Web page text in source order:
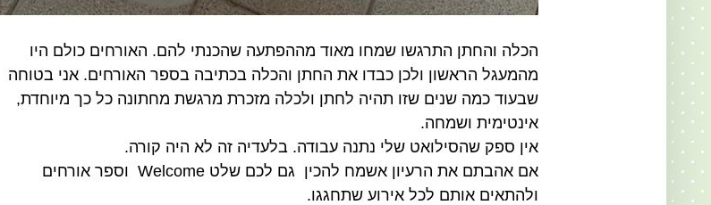
הכלה והחתן התרגשו שמחו מאוד מההפתעה שהכנתי להם. האורחים כולם היו
מהמעגל הראשון ולכן כבדו את החתן והכלה בכתיבה בספר האורחים. אני בטוחה
שבעוד כמה שנים שזו תהיה לחתן ולכלה מזכרת מרגשת מחתונה כל כך מיוחדת,
אינטימית ושמחה.
אין ספק שהסילואט שלי נתנה עבודה. בלעדיה זה לא היה קורה.
אם אהבתם את הרעיון אשמח להכין גם לכם שלט
Welcome וספר אורחים
ולהתאים אותם לכל אירוע שתחגגו.